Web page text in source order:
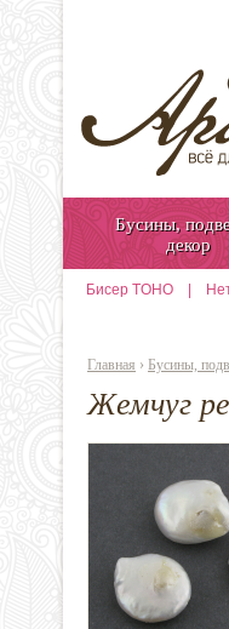
Бусины,
декор
Бисер TOHO
Главная › Бусины,
Жемчуг